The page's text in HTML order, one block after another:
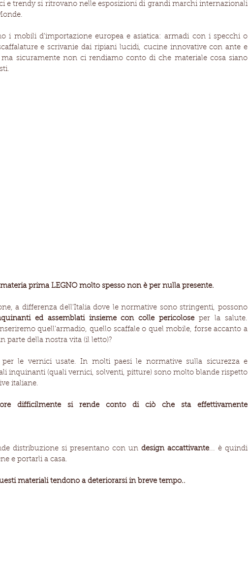
e trendy si ritrovano nelle esposizioni di grandi marchi internazionali
i mobili d’importazione europea e asiatica: armadi con i specchi o
e scrivanie dai ripiani lucidi, cucine innovative con ante e
sicuramente non ci rendiamo conto di che materiale cosa siano
prima LEGNO molto spesso non è per nulla presente.
a differenza dell’Italia dove le normative sono stringenti, possono
ed assemblati insieme con colle pericolose per la salute.
quell'armadio, quello scaffale o quel mobile, forse accanto a
parte della nostra vita (il letto)?
per le vernici usate. In molti paesi le normative sulla sicurezza e
inquinanti (quali vernici, solventi, pitture) sono molto blande rispetto
italiane.
difficilmente si rende conto di ciò che sta effettivamente
distribuzione si presentano con un design accattivante... è quindi
e portarli a casa.
materiali tendono a deteriorarsi in breve tempo..